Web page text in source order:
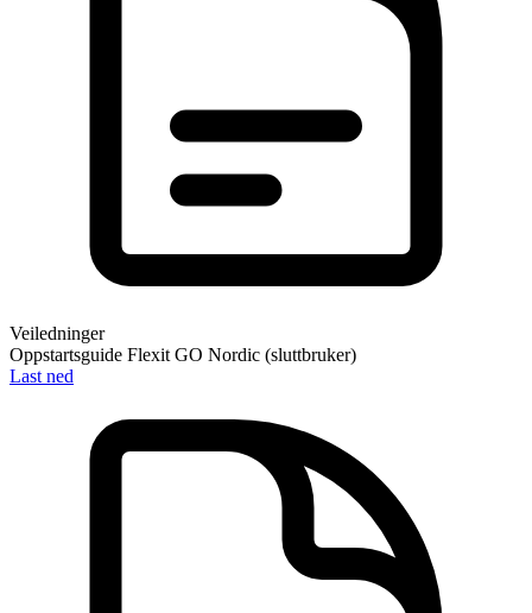
Veiledninger
Oppstartsguide Flexit GO Nordic (sluttbruker)
Last ned